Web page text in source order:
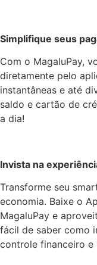
Simplifique seus
Com o MagaluPay,
diretamente pelo
instantâneas e até
saldo e cartão de
a dia!
Invista na
Transforme seu
economia. Baixe o
MagaluPay e
fácil de saber como
controle financeiro e